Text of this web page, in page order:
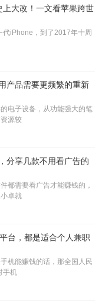
大改！一文看苹果跨世
iPhone，到了2017年十周
产品需要更频繁的重新
电子设备，从功能强大的笔
源较
分享几款不用看广告的
都需要看广告才能赚钱的，
卓就
台，都是适合个人兼职
机能赚钱的话，那全国人民
手机